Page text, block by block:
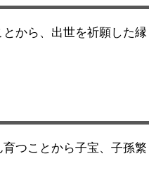
から、出世を祈願した縁
つことから子宝、子孫繁